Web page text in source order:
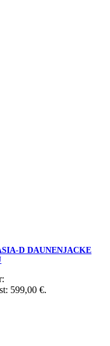
D DAUNENJACKE
599,00 €.